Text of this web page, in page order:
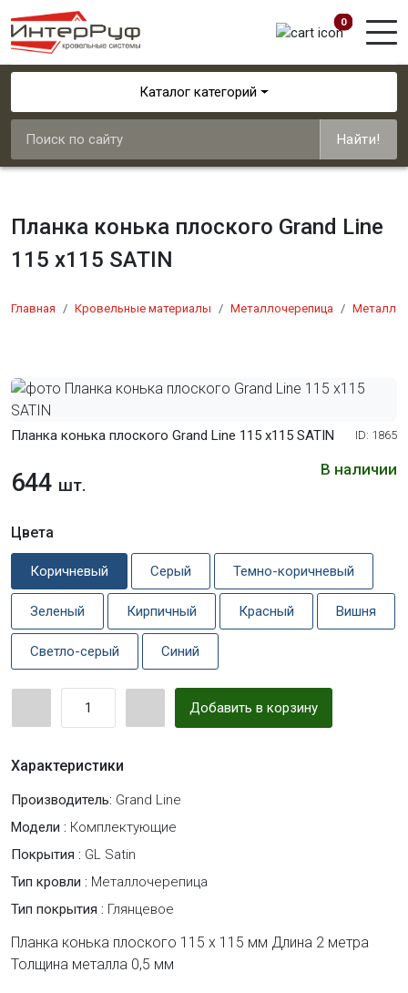
0
Каталог категорий
Найти!
Планка конька плоского Grand Line
115 х115 SATIN
Главная Кровельные материалы Металлочерепица
Планка конька плоского Grand Line 115 х115 SATIN ID: 1865
В наличии
644 шт.
Цвета
Коричневый Серый Темно-коричневый
Зеленый Кирпичный Красный Вишня
Светло-серый Синий
Добавить в корзину
Характеристики
Производитель: Grand Line
Модели : Комплектующие
Покрытия : GL Satin
Тип кровли : Металлочерепица
Тип покрытия : Глянцевое
Планка конька плоского 115 х 115 мм Длина 2 метра
Толщина металла 0,5 мм